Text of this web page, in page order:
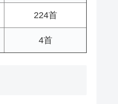
224首
4首